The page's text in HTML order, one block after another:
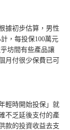
據初步估算，男性
，每投保100萬元
坊間有些產品讓
月付很少保費已可
輕時開始投保」就
不乏延後支付的產
款的投資收益去支